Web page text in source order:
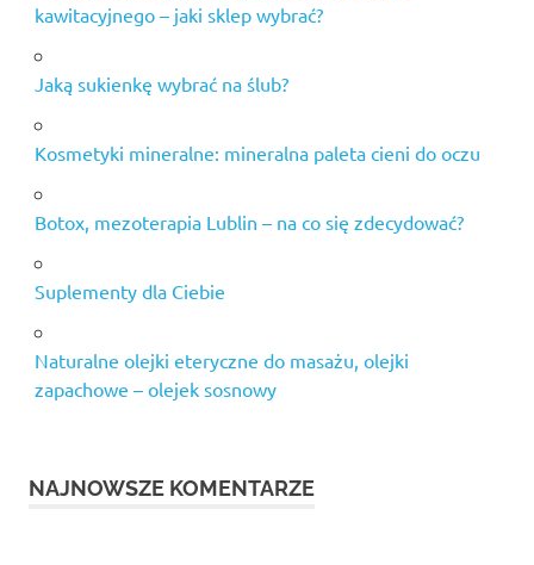
kawitacyjnego – jaki sklep wybrać?
Jaką sukienkę wybrać na ślub?
Kosmetyki mineralne: mineralna paleta cieni do oczu
Botox, mezoterapia Lublin – na co się zdecydować?
Suplementy dla Ciebie
Naturalne olejki eteryczne do masażu, olejki
zapachowe – olejek sosnowy
NAJNOWSZE KOMENTARZE